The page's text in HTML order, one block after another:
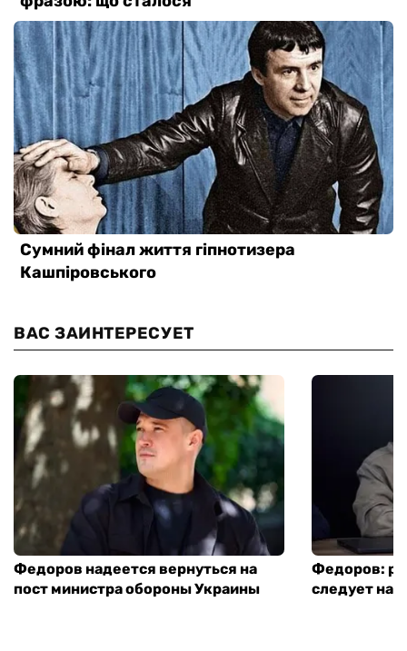
ВАС ЗАИНТЕРЕСУЕТ
Федоров надеется вернуться на
пост министра обороны Украины
Федоров:
следует